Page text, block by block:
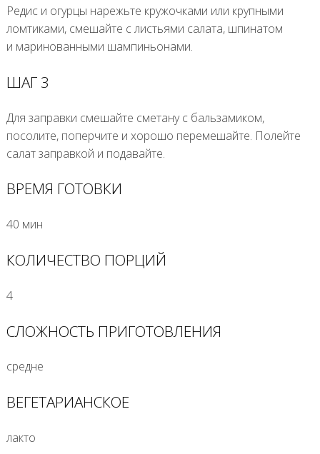
Редис и огурцы нарежьте кружочками или крупными
ломтиками, смешайте с листьями салата, шпинатом
и маринованными шампиньонами.
ШАГ 3
Для заправки смешайте сметану с бальзамиком,
посолите, поперчите и хорошо перемешайте. Полейте
салат заправкой и подавайте.
ВРЕМЯ ГОТОВКИ
40 мин
КОЛИЧЕСТВО ПОРЦИЙ
4
СЛОЖНОСТЬ ПРИГОТОВЛЕНИЯ
средне
ВЕГЕТАРИАНСКОЕ
лакто